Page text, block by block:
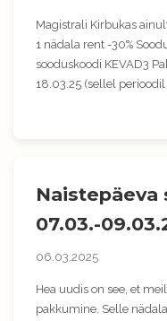
Magistrali Kirbukas
1 nädala rent -30%
sooduskoodi KEVAD3
18.03.25 (sellel
Naistepäeva
07.03.-
06.03.2025
Hea uudis on see, et
pakkumine. Selle